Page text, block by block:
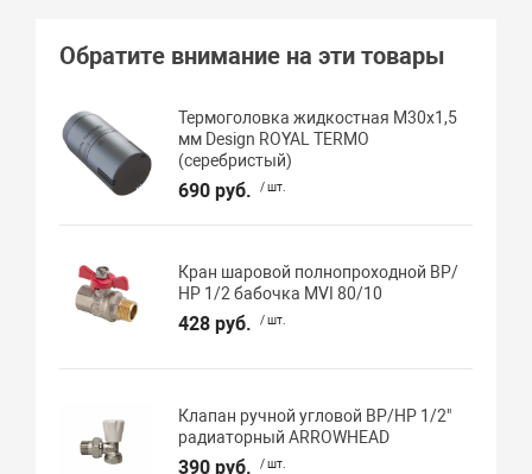
Обратите внимание на эти товары
Термоголовка жидкостная М30х1,5
мм Design ROYAL TERMO
(серебристый)
690 руб. / шт.
Кран шаровой полнопроходной ВР/
НР 1/2 бабочка MVI 80/10
428 руб. / шт.
Клапан ручной угловой ВР/НР 1/2"
радиаторный ARROWHEAD
390 руб. / шт.